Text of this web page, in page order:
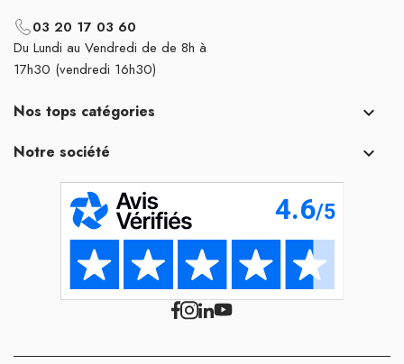
03 20 17 03 60
Du Lundi au Vendredi de de 8h à
17h30 (vendredi 16h30)
Nos tops catégories 
Notre société 